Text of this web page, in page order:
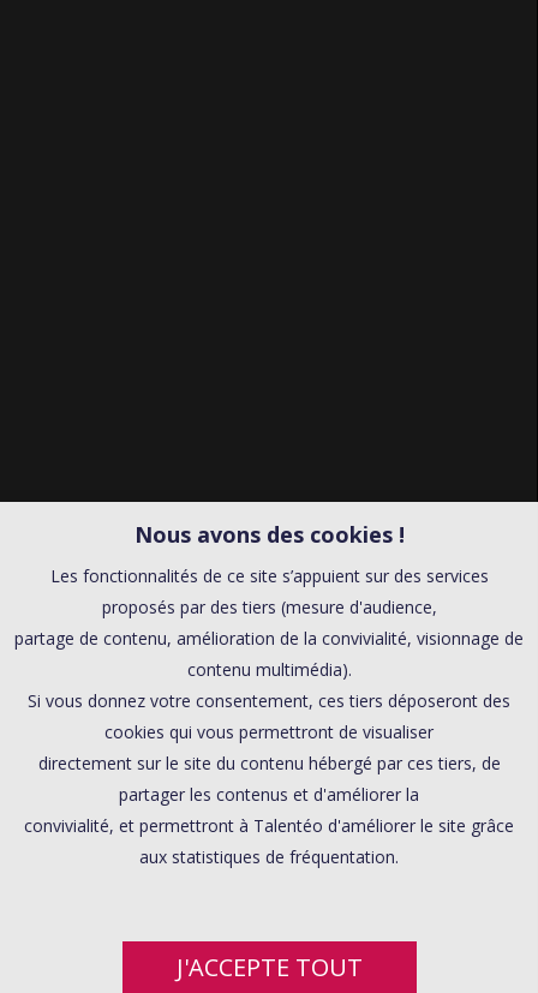
Nous avons des cookies !
Les fonctionnalités de ce site s’appuient sur des services
proposés par des tiers (mesure d'audience,
partage de contenu, amélioration de la convivialité, visionnage de
contenu multimédia).
Si vous donnez votre consentement, ces tiers déposeront des
cookies qui vous permettront de visualiser
directement sur le site du contenu hébergé par ces tiers, de
partager les contenus et d'améliorer la
convivialité, et permettront à Talentéo d'améliorer le site grâce
aux statistiques de fréquentation.
J'ACCEPTE TOUT